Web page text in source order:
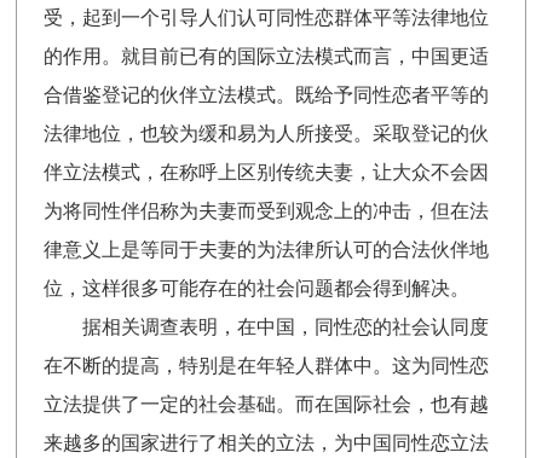
受，起到一个引导人们认可同性恋群体平等法律地位
的作用。就目前已有的国际立法模式而言，中国更适
合借鉴登记的伙伴立法模式。既给予同性恋者平等的
法律地位，也较为缓和易为人所接受。采取登记的伙
伴立法模式，在称呼上区别传统夫妻，让大众不会因
为将同性伴侣称为夫妻而受到观念上的冲击，但在法
律意义上是等同于夫妻的为法律所认可的合法伙伴地
位，这样很多可能存在的社会问题都会得到解决。
据相关调查表明，在中国，同性恋的社会认同度
在不断的提高，特别是在年轻人群体中。这为同性恋
立法提供了一定的社会基础。而在国际社会，也有越
来越多的国家进行了相关的立法，为中国同性恋立法